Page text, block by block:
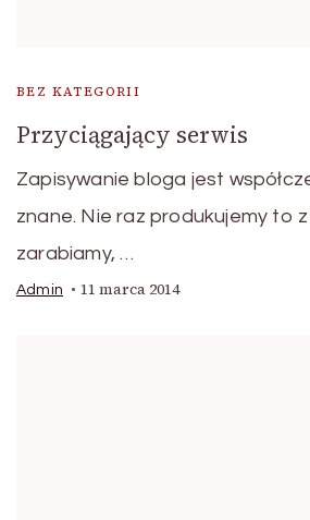
BEZ KATEGORII
Przyciągający serwis
Zapisywanie bloga jest
znane. Nie raz produkujemy to
zarabiamy, …
Admin 11 marca 2014